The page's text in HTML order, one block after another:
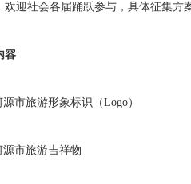
欢迎社会各届踊跃参与，具体征集方
容
市旅游形象标识（Logo）
市旅游吉祥物